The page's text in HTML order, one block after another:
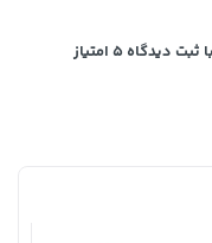
با ثبت دیدگاه 5 امتیاز